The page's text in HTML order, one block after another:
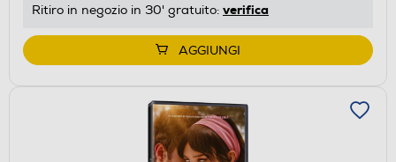
Ritiro in negozio in 30' gratuito: verifica
AGGIUNGI